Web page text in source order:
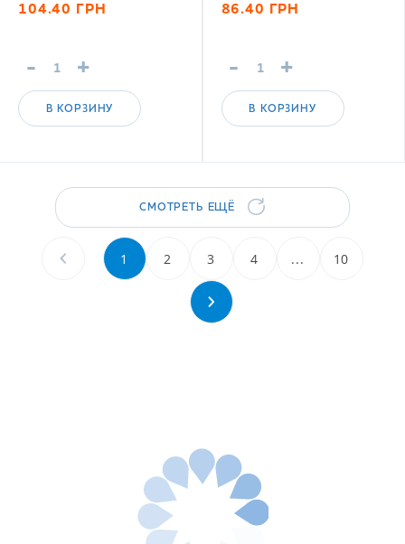
104.40 ГРН
- +
В КОРЗИНУ
86.40 ГРН
- +
В КОРЗИНУ
СМОТРЕТЬ ЕЩЁ
1 2 3 4 ... 10